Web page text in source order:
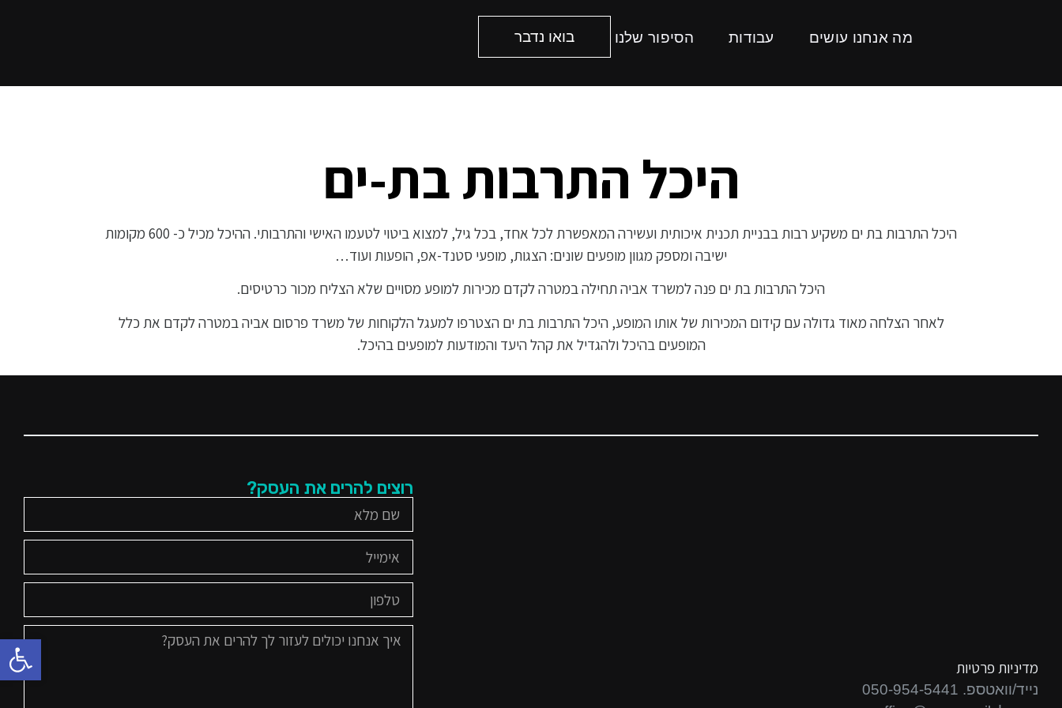
מה אנחנו עושים עבודות הסיפור שלנו בואו נדבר
היכל התרבות בת-ים
היכל התרבות בת ים משקיע רבות בבניית תכנית איכותית ועשירה המאפשרת לכל אחד, בכל גיל, למצוא ביטוי לטעמו האישי והתרבותי. ההיכל מכיל כ- 600 מקומות
ישיבה ומספק מגוון מופעים שונים: הצגות, מופעי סטנד-אפ, הופעות ועוד…
היכל התרבות בת ים פנה למשרד אביה תחילה במטרה לקדם מכירות למופע מסויים שלא הצליח מכור כרטיסים.
לאחר הצלחה מאוד גדולה עם קידום המכירות של אותו המופע, היכל התרבות בת ים הצטרפו למעגל הלקוחות של משרד פרסום אביה במטרה לקדם את כלל
המופעים בהיכל ולהגדיל את קהל היעד והמודעות למופעים בהיכל.
מדיניות פרטיות
נייד/וואטספ. 050-954-5441
רוצים להרים את העסק?
פתח